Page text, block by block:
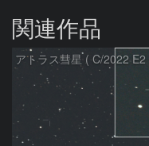
関連作品